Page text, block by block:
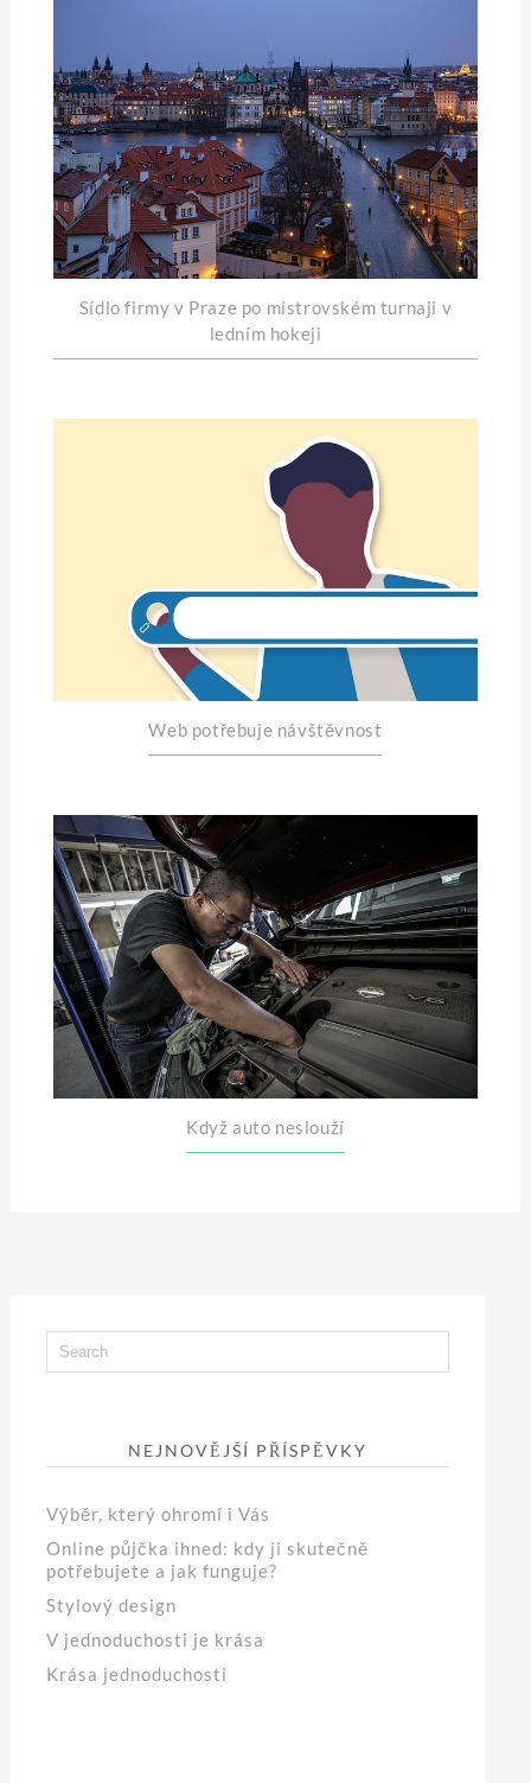
Sídlo firmy v Praze po mistrovském turnaji v
ledním hokeji
Web potřebuje návštěvnost
Když auto neslouží
NEJNOVĚJŠÍ PŘÍSPĚVKY
Výběr, který ohromí i Vás
Online půjčka ihned: kdy ji skutečně
potřebujete a jak funguje?
Stylový design
V jednoduchosti je krása
Krása jednoduchosti